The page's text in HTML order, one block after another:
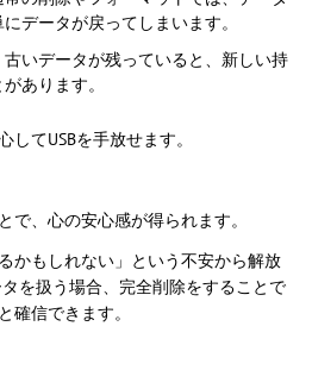
データが戻ってしまいます。
いデータが残っていると、新しい持
あります。
てUSBを手放せます。
で、心の安心感が得られます。
かもしれない」という不安から解放
を扱う場合、完全削除をすることで
確信できます。